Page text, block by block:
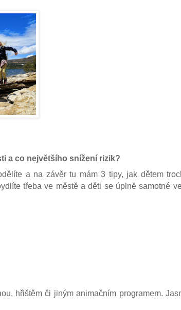
a co největšího snížení rizik?
a na závěr tu mám 3 tipy, jak dětem
třeba ve městě a děti se úplně samotné
hřištěm či jiným animačním programem.